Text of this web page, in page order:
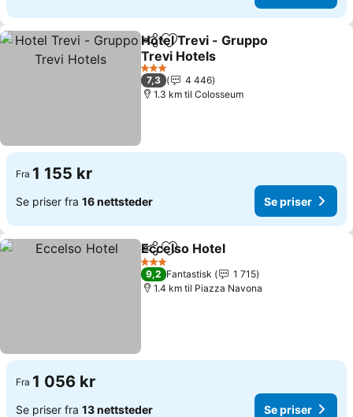
Del Legg til i favoritter
Hotel Trevi - Gruppo
Trevi Hotels
Se priser
3 Stjerner
7,3
4 446
1.3 km til Colosseum
Fra 1 155 kr
Se priser fra 16 nettsteder Se priser
Del Legg til i favoritter
Eccelso Hotel
3 Stjerner
9,2 Fantastisk
1 715
1.4 km til Piazza Navona
Fra 1 056 kr
Se priser fra 13 nettsteder Se priser